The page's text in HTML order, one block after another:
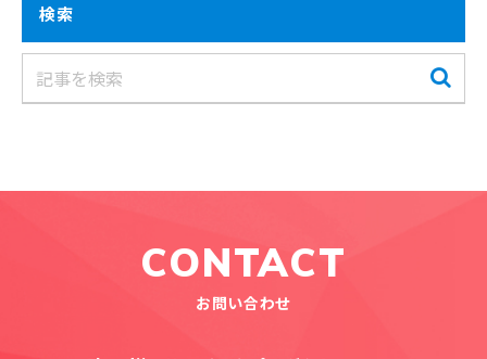
検索
CONTACT
お問い合わせ